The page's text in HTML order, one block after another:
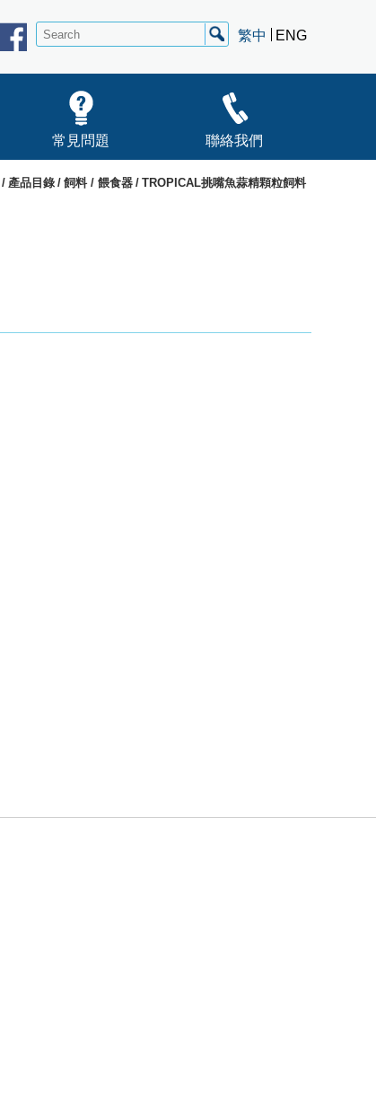
繁中 ENG
常見問題 聯絡我們
產品目錄 飼料 / 餵食器 TROPICAL挑嘴魚蒜精顆粒飼料